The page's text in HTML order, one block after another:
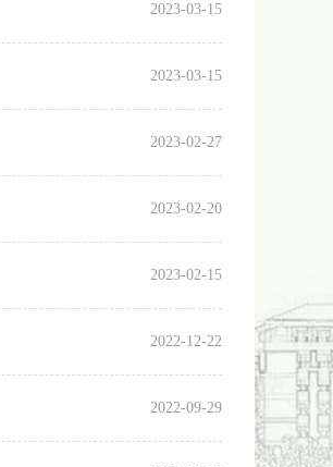
2023-03-15
2023-03-15
2023-02-27
2023-02-20
2023-02-15
2022-12-22
2022-09-29